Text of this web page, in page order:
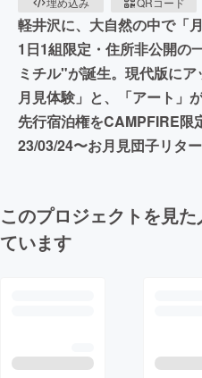
軽井沢に、大自然の中で「
1日1組限定・住所非公開の
ミチル"が誕生。現代版に
月見体験」と、「アート」
先行宿泊権をCAMPFIRE限
23/03/24〜お月見団子リタ
このプロジェクトを見
ています